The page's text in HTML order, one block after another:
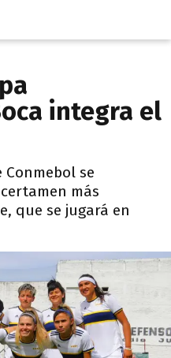
integra el
se
más
que se jugará en